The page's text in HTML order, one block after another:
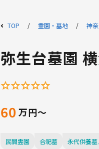
TOP 霊園・墓地 神
弥生台墓園
60
民間霊園 合祀墓 永代供養